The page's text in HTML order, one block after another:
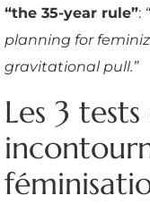
“the 35-year rule”:
planning for
gravitational pull.”
Les 3